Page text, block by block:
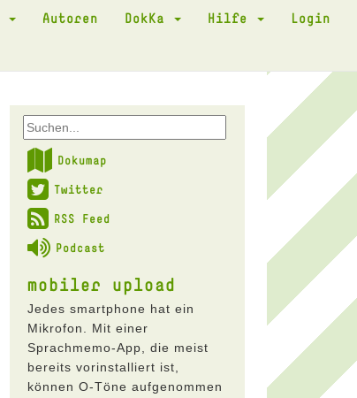
Autoren DokKa Hilfe Login
Dokumap
Twitter
RSS Feed
Podcast
mobiler upload
Jedes smartphone hat ein
Mikrofon. Mit einer
Sprachmemo-App, die meist
bereits vorinstalliert ist,
können O-Töne aufgenommen